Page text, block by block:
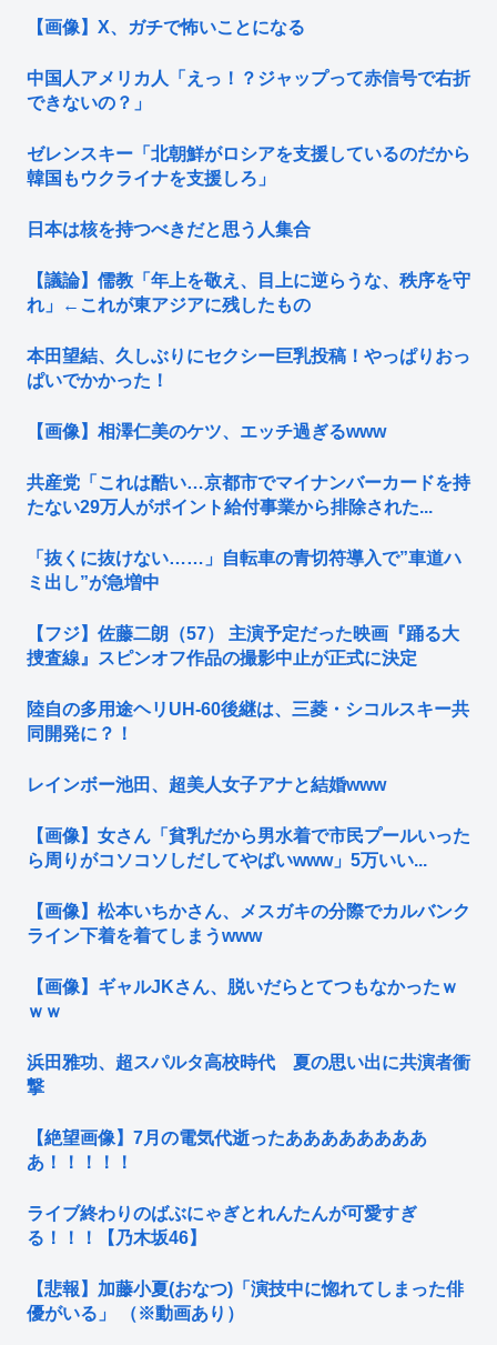
【画像】X、ガチで怖いことになる
中国人アメリカ人「えっ！？ジャップって赤信号で右折
できないの？」
ゼレンスキー「北朝鮮がロシアを支援しているのだから
韓国もウクライナを支援しろ」
日本は核を持つべきだと思う人集合
【議論】儒教「年上を敬え、目上に逆らうな、秩序を守
れ」←これが東アジアに残したもの
本田望結、久しぶりにセクシー巨乳投稿！やっぱりおっ
ぱいでかかった！
【画像】相澤仁美のケツ、エッチ過ぎるwww
共産党「これは酷い…京都市でマイナンバーカードを持
たない29万人がポイント給付事業から排除された...
「抜くに抜けない……」自転車の青切符導入で”車道ハ
ミ出し”が急増中
【フジ】佐藤二朗（57） 主演予定だった映画『踊る大
捜査線』スピンオフ作品の撮影中止が正式に決定
陸自の多用途ヘリUH-60後継は、三菱・シコルスキー共
同開発に？！
レインボー池田、超美人女子アナと結婚www
【画像】女さん「貧乳だから男水着で市民プールいった
ら周りがコソコソしだしてやばいwww」5万いい...
【画像】松本いちかさん、メスガキの分際でカルバンク
ライン下着を着てしまうwww
【画像】ギャルJKさん、脱いだらとてつもなかったｗ
ｗｗ
浜田雅功、超スパルタ高校時代 夏の思い出に共演者衝
撃
【絶望画像】7月の電気代逝ったああああああああ
あ！！！！！
ライブ終わりのばぶにゃぎとれんたんが可愛すぎ
る！！！【乃木坂46】
【悲報】加藤小夏(おなつ)「演技中に惚れてしまった俳
優がいる」 （※動画あり）